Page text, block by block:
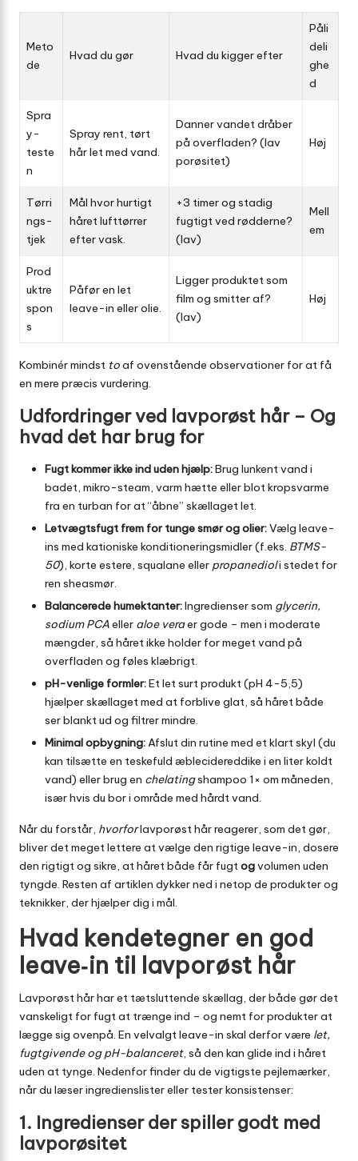
Meto
de
Hvad du gør Hvad du kigger efter
Påli
deli
ghe
d
Spra
y-
teste
n
Spray rent, tørt
hår let med vand.
Danner vandet dråber
på overfladen? (lav
porøsitet)
Høj
Tørri
ngs-
tjek
Mål hvor hurtigt
håret lufttørrer
efter vask.
+3 timer og stadig
fugtigt ved rødderne?
(lav)
Mell
em
Prod
uktre
spon
s
Påfør en let
leave-in eller olie.
Ligger produktet som
film og smitter af?
(lav)
Høj
Kombinér mindst toaf ovenstående observationer for at få
en mere præcis vurdering.
Udfordringer ved lavporøst hår – Og
hvad det har brug for
Fugt kommer ikke ind uden hjælp:Brug lunkent vand i
badet, mikro-steam, varm hætte eller blot kropsvarme
fra en turban for at “åbne” skællaget let.
Letvægtsfugt frem for tunge smør og olier:Vælg leave-
ins med kationiske konditioneringsmidler (f.eks. BTMS-
50), korte estere, squalane eller propanedioli stedet for
ren sheasmør.
Balancerede humektanter:Ingredienser som glycerin,
sodium PCAeller aloe veraer gode – men i moderate
mængder, så håret ikke holder for meget vand på
overfladen og føles klæbrigt.
pH-venlige formler:Et let surt produkt (pH 4-5,5)
hjælper skællaget med at forblive glat, så håret både
ser blankt ud og filtrer mindre.
Minimal opbygning:Afslut din rutine med et klart skyl (du
kan tilsætte en teskefuld æblecidereddike i en liter koldt
vand) eller brug en chelatingshampoo 1× om måneden,
især hvis du bor i område med hårdt vand.
Når du forstår, hvorforlavporøst hår reagerer, som det gør,
bliver det meget lettere at vælge den rigtige leave-in, dosere
den rigtigt og sikre, at håret både får fugtogvolumen uden
tyngde. Resten af artiklen dykker ned i netop de produkter og
teknikker, der hjælper dig i mål.
Hvad kendetegner en god
leave‑in til lavporøst hår
Lavporøst hår har et tætsluttende skællag, der både gør det
vanskeligt for fugt at trænge ind – og nemt for produkter at
lægge sig ovenpå. En velvalgt leave-in skal derfor være let,
fugtgivende og pH-balanceret, så den kan glide ind i håret
uden at tynge. Nedenfor finder du de vigtigste pejlemærker,
når du læser ingredienslister eller tester konsistenser:
1. Ingredienser der spiller godt med
lavporøsitet